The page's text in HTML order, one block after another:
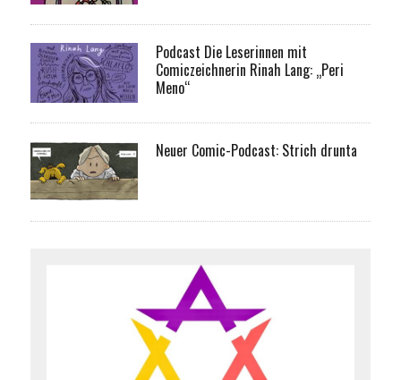
Podcast Die Leserinnen mit
Comiczeichnerin Rinah Lang: „Peri
Meno“
Neuer Comic-Podcast: Strich drunta